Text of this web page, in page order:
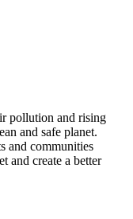
pollution and rising
and safe planet.
and communities
and create a better